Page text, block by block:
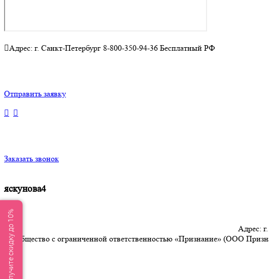
Адрес: г. Санкт-Петербург 8-800-350-94-36 Бесплатный РФ
Отправить заявку
Заказать звонок
яскунова4
Адрес:
Общество с ограниченной ответственностью «Признание» (ООО
Получите скидку до 10%